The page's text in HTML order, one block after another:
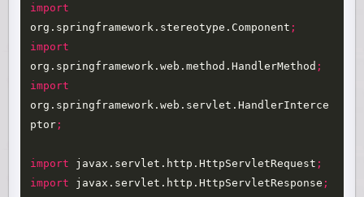
import
org.springframework.stereotype.Component ;
import
org.springframework.web.method.HandlerMethod ;
import
org.springframework.web.servlet.HandlerInterce
ptor ;
import javax.servlet.http.HttpServletRequest ;
import
javax.servlet.http.HttpServletResponse ;